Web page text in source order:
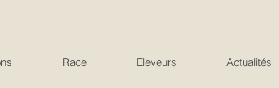
Race Eleveurs Actualités